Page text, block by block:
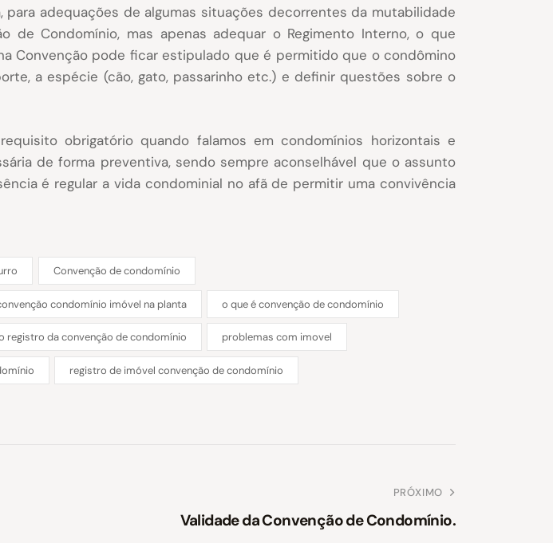
adequações de algumas situações decorrentes da mutabilidade
de Condomínio, mas apenas adequar o Regimento Interno, o que
Convenção pode ficar estipulado que é permitido que o condômino
a espécie (cão, gato, passarinho etc.) e definir questões sobre o
obrigatório quando falamos em condomínios horizontais e
de forma preventiva, sendo sempre aconselhável que o assunto
é regular a vida condominial no afã de permitir uma convivência
Convenção de condomínio
condomínio imóvel na planta o que é convenção de condomínio
registro da convenção de condomínio problemas com imovel
registro de imóvel convenção de condomínio
PRÓXIMO
Validade da Convenção de Condomínio.